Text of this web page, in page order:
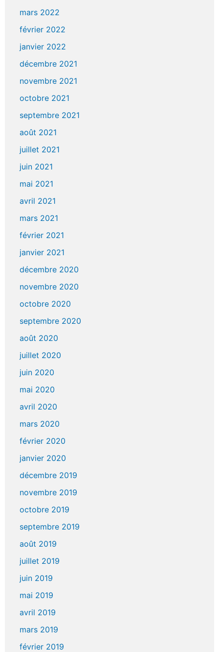
mars 2022
février 2022
janvier 2022
décembre 2021
novembre 2021
octobre 2021
septembre 2021
août 2021
juillet 2021
juin 2021
mai 2021
avril 2021
mars 2021
février 2021
janvier 2021
décembre 2020
novembre 2020
octobre 2020
septembre 2020
août 2020
juillet 2020
juin 2020
mai 2020
avril 2020
mars 2020
février 2020
janvier 2020
décembre 2019
novembre 2019
octobre 2019
septembre 2019
août 2019
juillet 2019
juin 2019
mai 2019
avril 2019
mars 2019
février 2019